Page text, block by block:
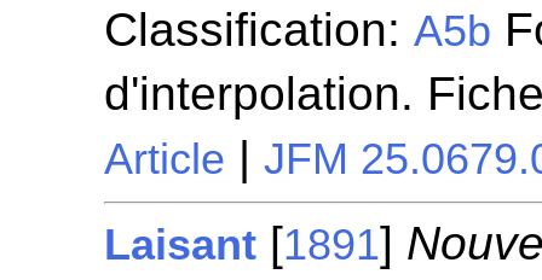
Classification:A5b
d'interpolation.
Article |JFM
Laisant [1891]